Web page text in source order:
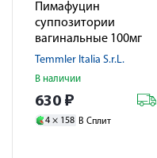
Пимафуцин
суппозитории
вагинальные 100мг
№6
Temmler Italia S.r.L.
В наличии
630 ₽
4 × 158 В Сплит